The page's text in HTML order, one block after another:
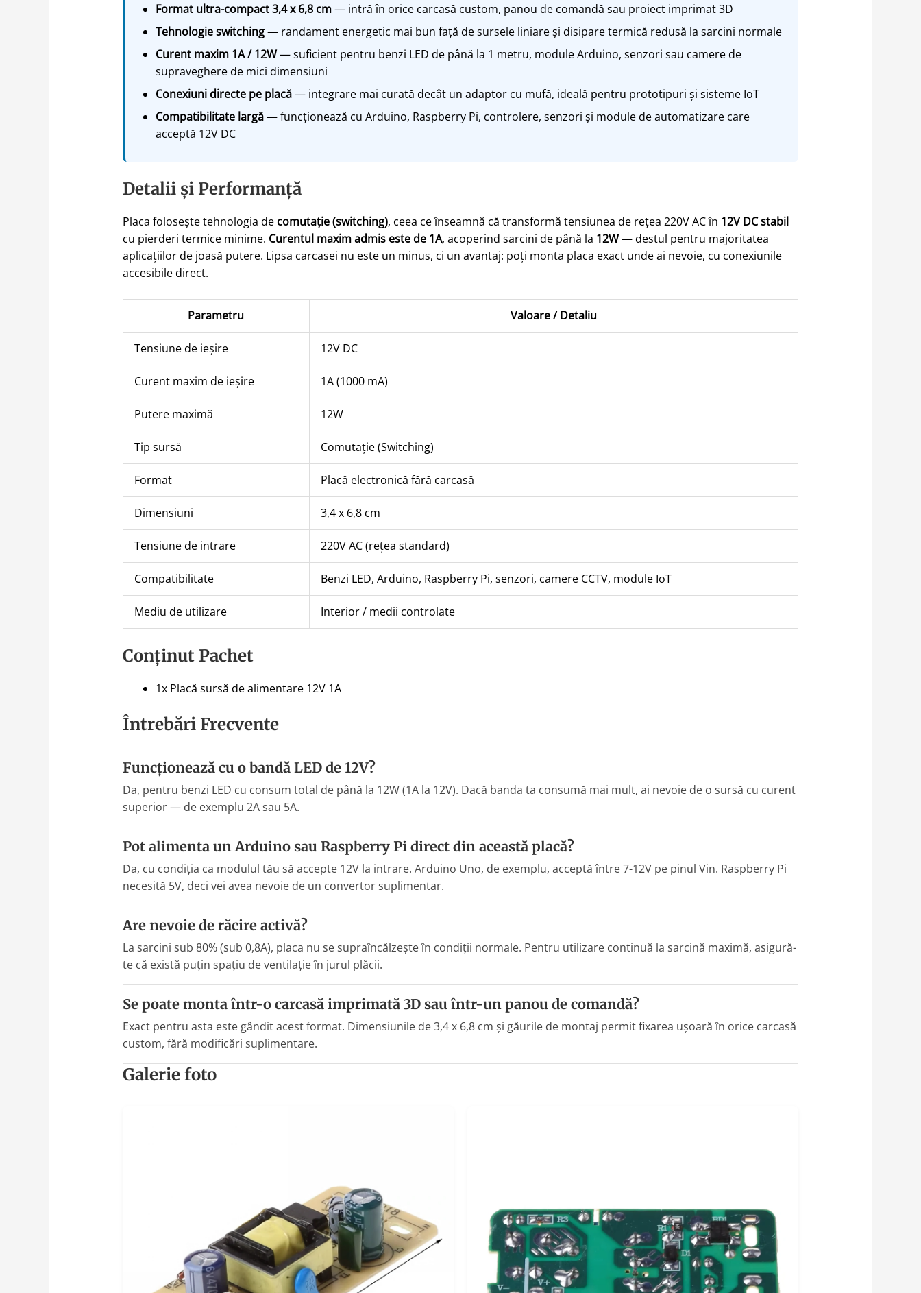
Format ultra-compact 3,4 x 6,8 cm— intră în orice carcasă custom, panou de comandă sau proiect imprimat 3D
Tehnologie switching— randament energetic mai bun față de sursele liniare și disipare termică redusă la sarcini normale
Curent maxim 1A / 12W— suficient pentru benzi LED de până la 1 metru, module Arduino, senzori sau camere de
supraveghere de mici dimensiuni
Conexiuni directe pe placă— integrare mai curată decât un adaptor cu mufă, ideală pentru prototipuri și sisteme IoT
Compatibilitate largă— funcționează cu Arduino, Raspberry Pi, controlere, senzori și module de automatizare care
acceptă 12V DC
Detalii și Performanță
Placa folosește tehnologia de comutație (switching), ceea ce înseamnă că transformă tensiunea de rețea 220V AC în 12V DC stabil
cu pierderi termice minime. Curentul maxim admis este de 1A, acoperind sarcini de până la 12W— destul pentru majoritatea
aplicațiilor de joasă putere. Lipsa carcasei nu este un minus, ci un avantaj: poți monta placa exact unde ai nevoie, cu conexiunile
accesibile direct.
Parametru Valoare / Detaliu
Tensiune de ieșire 12V DC
Curent maxim de ieșire 1A (1000 mA)
Putere maximă 12W
Tip sursă Comutație (Switching)
Format Placă electronică fără carcasă
Dimensiuni 3,4 x 6,8 cm
Tensiune de intrare 220V AC (rețea standard)
Compatibilitate Benzi LED, Arduino, Raspberry Pi, senzori, camere CCTV, module IoT
Mediu de utilizare Interior / medii controlate
Conținut Pachet
1x Placă sursă de alimentare 12V 1A
Întrebări Frecvente
Funcționează cu o bandă LED de 12V?
Da, pentru benzi LED cu consum total de până la 12W (1A la 12V). Dacă banda ta consumă mai mult, ai nevoie de o sursă cu curent
superior — de exemplu 2A sau 5A.
Pot alimenta un Arduino sau Raspberry Pi direct din această placă?
Da, cu condiția ca modulul tău să accepte 12V la intrare. Arduino Uno, de exemplu, acceptă între 7-12V pe pinul Vin. Raspberry Pi
necesită 5V, deci vei avea nevoie de un convertor suplimentar.
Are nevoie de răcire activă?
La sarcini sub 80% (sub 0,8A), placa nu se supraîncălzește în condiții normale. Pentru utilizare continuă la sarcină maximă, asigură-
te că există puțin spațiu de ventilație în jurul plăcii.
Se poate monta într-o carcasă imprimată 3D sau într-un panou de comandă?
Exact pentru asta este gândit acest format. Dimensiunile de 3,4 x 6,8 cm și găurile de montaj permit fixarea ușoară în orice carcasă
custom, fără modificări suplimentare.
Galerie foto